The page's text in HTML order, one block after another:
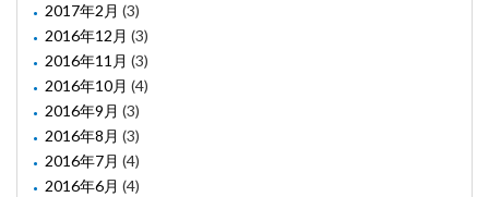
2017年2月 (3)
2016年12月 (3)
2016年11月 (3)
2016年10月 (4)
2016年9月 (3)
2016年8月 (3)
2016年7月 (4)
2016年6月 (4)